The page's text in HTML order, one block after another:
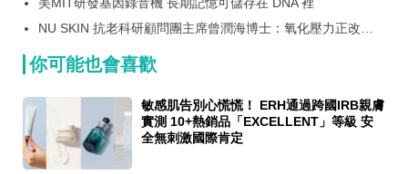
NU SKIN 抗老科研顧問團主席曾潤海博士：氧化壓力正改寫
養投資是否真正到位
你可能也會喜歡
敏感肌告別心慌慌！ ERH通過跨國IRB親膚
實測 10+熱銷品「EXCELLENT」等級 安
全無刺激國際肯定